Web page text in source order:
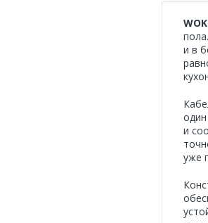
и в
и
уже